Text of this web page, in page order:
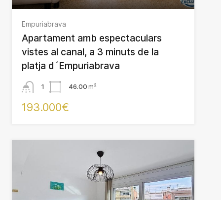
Empuriabrava
Apartament amb espectaculars
vistes al canal, a 3 minuts de la
platja d´Empuriabrava
1 46.00m²
193.000€